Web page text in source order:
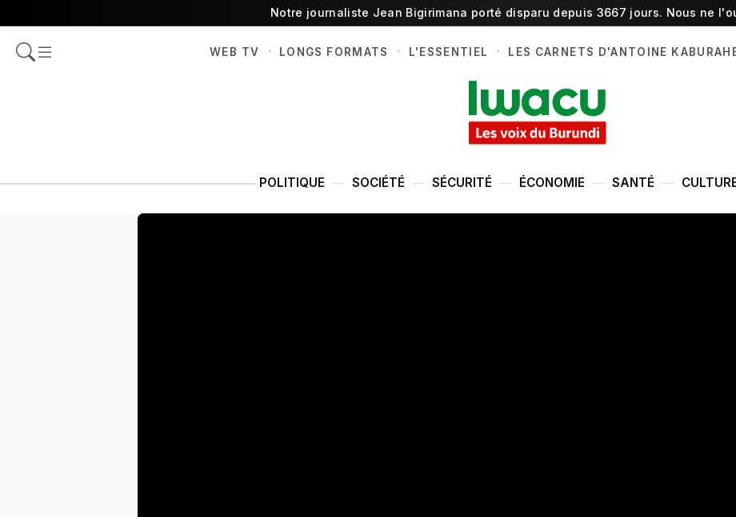
Notre journaliste Jean Bigirimana porté disparu depuis 3667 jours. Nous ne
WEB TV · LONGS FORMATS · L'ESSENTIEL · LES CARNETS D'ANTOINE
POLITIQUE SOCIÉTÉ SÉCURITÉ ÉCONOMIE SANTÉ